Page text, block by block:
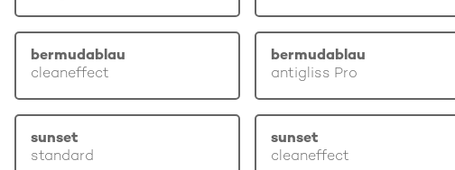
bermudablau
cleaneffect
bermudablau
antigliss Pro
sunset
standard
sunset
cleaneffect